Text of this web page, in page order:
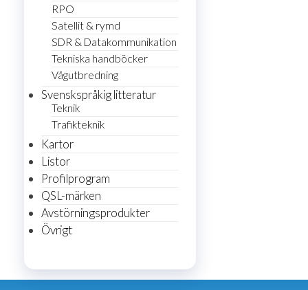
RPO
Satellit & rymd
SDR & Datakommunikation
Tekniska handböcker
Vågutbredning
Svenskspråkig litteratur
Teknik
Trafikteknik
Kartor
Listor
Profilprogram
QSL-märken
Avstörningsprodukter
Övrigt